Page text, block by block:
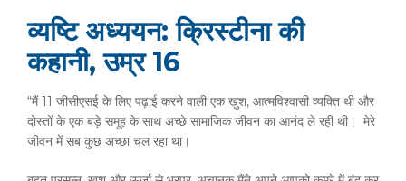
व्यष्टि अध्ययन: क्रिस्टीना की
कहानी, उम्र 16
“मैं 11 जीसीएसई के लिए पढ़ाई करने वाली एक खुश, आत्मविश्वासी व्यक्ति थी और
दोस्तों के एक बड़े समूह के साथ अच्छे सामाजिक जीवन का आनंद ले रही थी। मेरे
जीवन में सब कुछ अच्छा चल रहा था।